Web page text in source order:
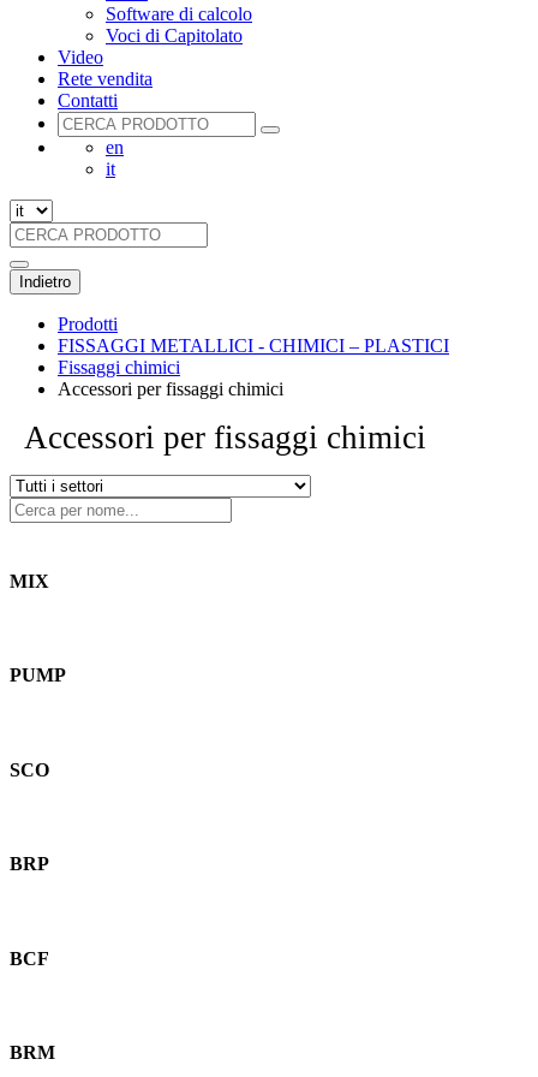
Software di calcolo
Voci di Capitolato
Video
Rete vendita
Contatti
en
it
Indietro
Prodotti
FISSAGGI METALLICI - CHIMICI – PLASTICI
Fissaggi chimici
Accessori per fissaggi chimici
Accessori per fissaggi chimici
MIX
PUMP
SCO
BRP
BCF
BRM